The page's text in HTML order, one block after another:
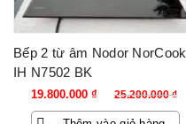
Bếp 2 từ âm Nodor NorCook
IH N7502 BK
25.200.000₫
Giá
gốc
19.800.000 ₫
Giá
hiện